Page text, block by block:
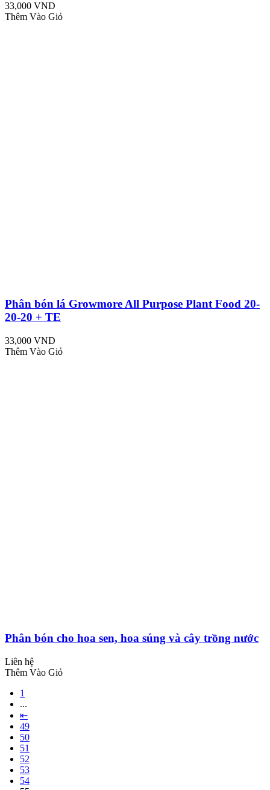
33,000 VND
Thêm Vào Giỏ
Phân bón lá Growmore All Purpose Plant Food 20-
20-20 + TE
33,000 VND
Thêm Vào Giỏ
Phân bón cho hoa sen, hoa súng và cây trồng nước
Liên hệ
Thêm Vào Giỏ
1
...
⇤
49
50
51
52
53
54